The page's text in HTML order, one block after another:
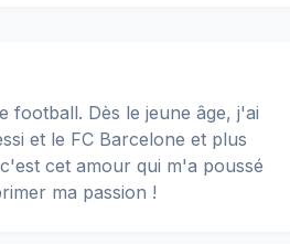
football. Dès le jeune âge, j'ai
et le FC Barcelone et plus
cet amour qui m'a poussé
ma passion !